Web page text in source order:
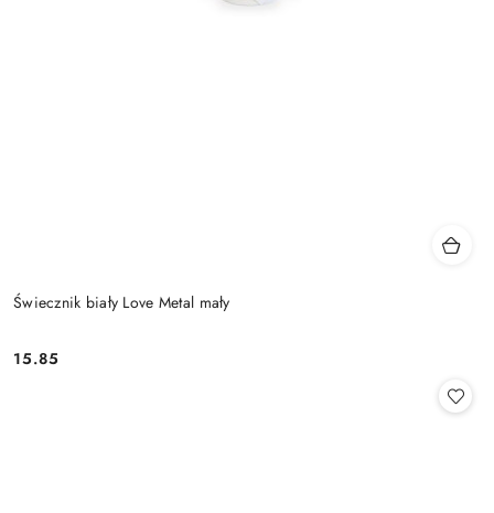
Świecznik biały Love Metal mały
Cena:
15.85